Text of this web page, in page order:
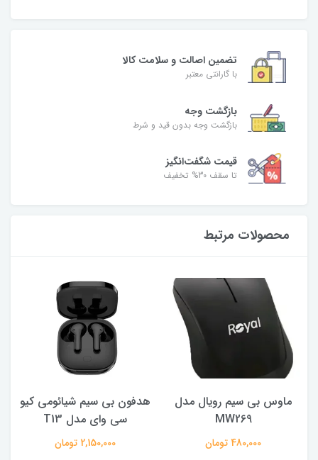
تضمین اصالت و سلامت کالا
با گارانتی معتبر
بازگشت وجه
بازگشت وجه بدون قید و شرط
قیمت شگفت‌انگیز
تا سقف 30% تخفیف
محصولات مرتبط
ماوس بی سیم رویال مدل
MW269
480,000 تومان
هدفون بی سیم شیائومی کیو
سی وای مدل T13
2,150,000 تومان